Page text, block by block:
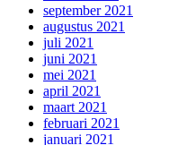
september 2021
augustus 2021
juli 2021
juni 2021
mei 2021
april 2021
maart 2021
februari 2021
januari 2021